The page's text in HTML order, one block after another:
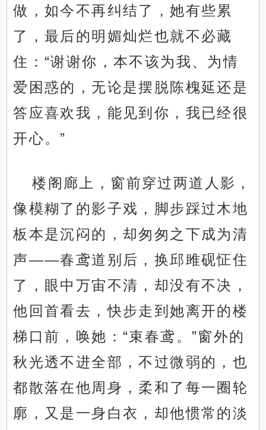
做，如今不再纠结了，她有些累
了，最后的明媚灿烂也就不必藏
住：“谢谢你，本不该为我、为情
爱困惑的，无论是摆脱陈槐延还是
答应喜欢我，能见到你，我已经很
开心。”
楼阁廊上，窗前穿过两道人影，
像模糊了的影子戏，脚步踩过木地
板本是沉闷的，却匆匆之下成为清
声——春鸢道别后，换邱雎砚怔住
了，眼中万宙不清，却没有不决，
他回首看去，快步走到她离开的楼
梯口前，唤她：“束春鸢。”窗外的
秋光透不进全部，不过微弱的，也
都散落在他周身，柔和了每一圈轮
廓，又是一身白衣，却他惯常的淡